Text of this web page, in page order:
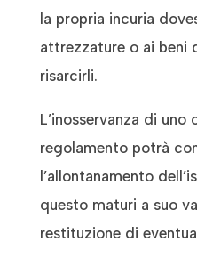
la propria incuria
attrezzature o ai beni
risarcirli.
L’inosservanza di
regolamento potrà
l’allontanamento
questo maturi a suo
restituzione di